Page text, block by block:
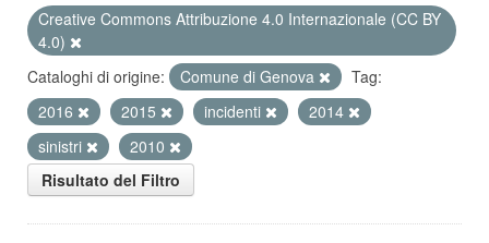
Creative Commons Attribuzione 4.0 Internazionale (CC BY
4.0)
Cataloghi di origine:
Comune di Genova
Tag:
2016
2015 incidenti
2014
sinistri
2010
Risultato del Filtro